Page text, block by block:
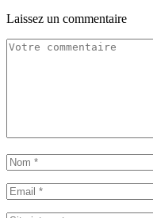
Laissez un commentaire